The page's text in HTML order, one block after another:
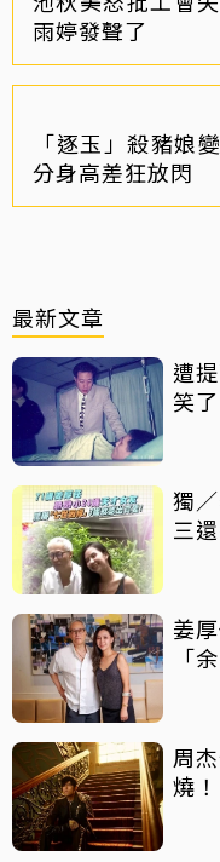
雨婷發聲了
「逐玉」殺豬娘
分身高差狂放閃
最新文章
遭
笑
獨
三
姜
「
周
燒